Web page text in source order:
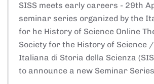
SISS meets early careers - 29th
seminar series organized by the
for he History of Science Online
Society for the History of Science
Italiana di Storia della Scienza
to announce a new Seminar